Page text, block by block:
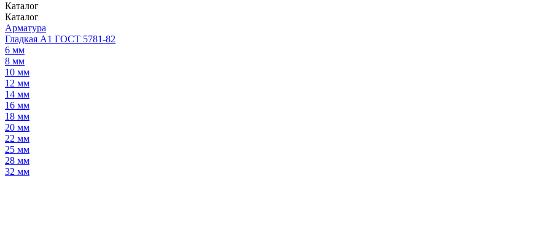
Каталог
Каталог
Арматура
Гладкая А1 ГОСТ 5781-82
6 мм
8 мм
10 мм
12 мм
14 мм
16 мм
18 мм
20 мм
22 мм
25 мм
28 мм
32 мм